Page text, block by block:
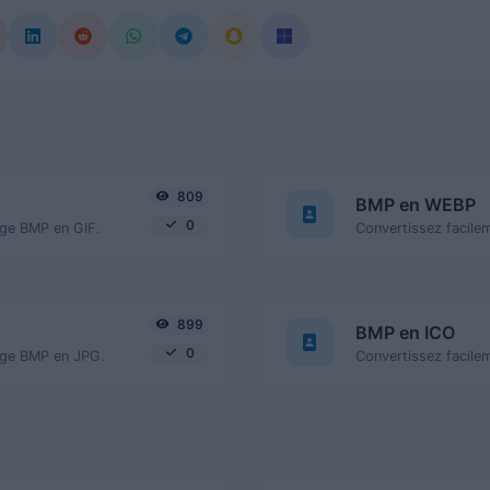
BMP en GIF.
809
0
BMP en WEBP
BMP en JPG.
899
0
BMP en ICO
Convertissez